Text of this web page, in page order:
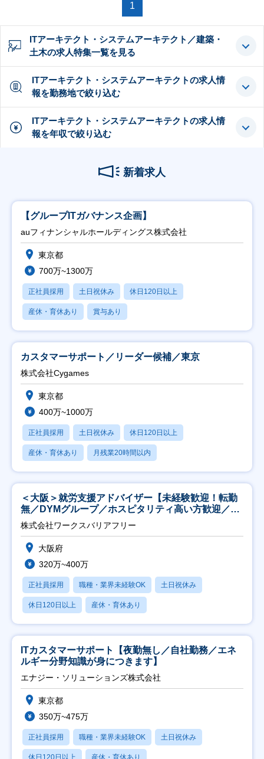
1
ITアーキテクト・システムアーキテクト／建築・
土木の求人特集一覧を見る
ITアーキテクト・システムアーキテクトの求人情
報を勤務地で絞り込む
ITアーキテクト・システムアーキテクトの求人情
報を年収で絞り込む
新着求人
【グループITガバナンス企画】
auフィナンシャルホールディングス株式会社
東京都
700万~1300万
正社員採用 土日祝休み 休日120日以上
産休・育休あり 賞与あり
カスタマーサポート／リーダー候補／東京
株式会社Cygames
東京都
400万~1000万
正社員採用 土日祝休み 休日120日以上
産休・育休あり 月残業20時間以内
＜大阪＞就労支援アドバイザー【未経験歓迎！転勤
無／DYMグループ／ホスピタリティ高い方歓迎／土
日祝】
株式会社ワークスバリアフリー
大阪府
320万~400万
正社員採用 職種・業界未経験OK 土日祝休み
休日120日以上 産休・育休あり
ITカスタマーサポート【夜勤無し／自社勤務／エネ
ルギー分野知識が身につきます】
エナジー・ソリューションズ株式会社
東京都
350万~475万
正社員採用 職種・業界未経験OK 土日祝休み
休日120日以上 産休・育休あり